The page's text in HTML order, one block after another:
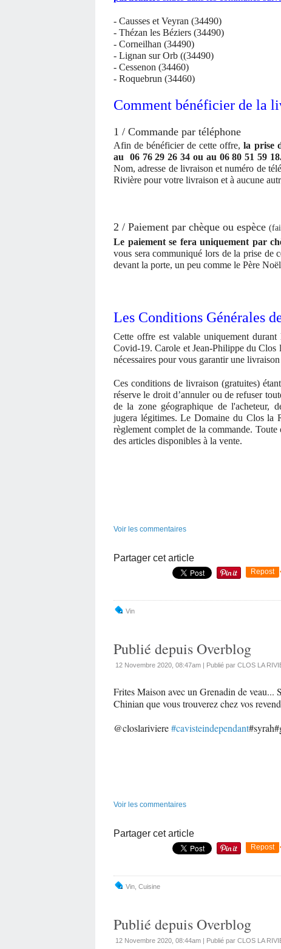
- Causses et Veyran (34490)
- Thézan les Béziers (34490)
- Corneilhan (34490)
- Lignan sur Orb ((34490)
- Cessenon (34460)
- Roquebrun (34460)
Comment bénéficier de la
1 / Commande par téléphone
Afin de bénéficier de cette offre,la prise
au 06 76 29 26 34 ou au 06 80 51 59
Nom, adresse de livraison et numéro de
Rivière pour votre livraison et à aucune
2 / Paiement par chèque ou espèce
Le paiement se fera uniquement par
vous sera communiqué lors de la prise de
devant la porte, un peu comme le Père
Les Conditions Générales
Cette offre est valable uniquement
Covid-19. Carole et Jean-Philippe du Clos
nécessaires pour vous garantir une
Ces conditions de livraison (gratuites)
réserve le droit d’annuler ou de refuser
de la zone géographique de l'acheteur,
jugera légitimes. Le Domaine du Clos la
règlement complet de la commande.
des articles disponibles à la vente.
Voir les commentaires
Partager cet article
Repost
Vin
Publié depuis Overblog
12 Novembre 2020, 08:47am | Publié par CLOS LA
Frites Maison avec un Grenadin de
Chinian que vous trouverez chez vos
@closlariviere#cavisteindependant
Voir les commentaires
Partager cet article
Repost
Vin Cuisine
Publié depuis Overblog
12 Novembre 2020, 08:44am | Publié par CLOS LA